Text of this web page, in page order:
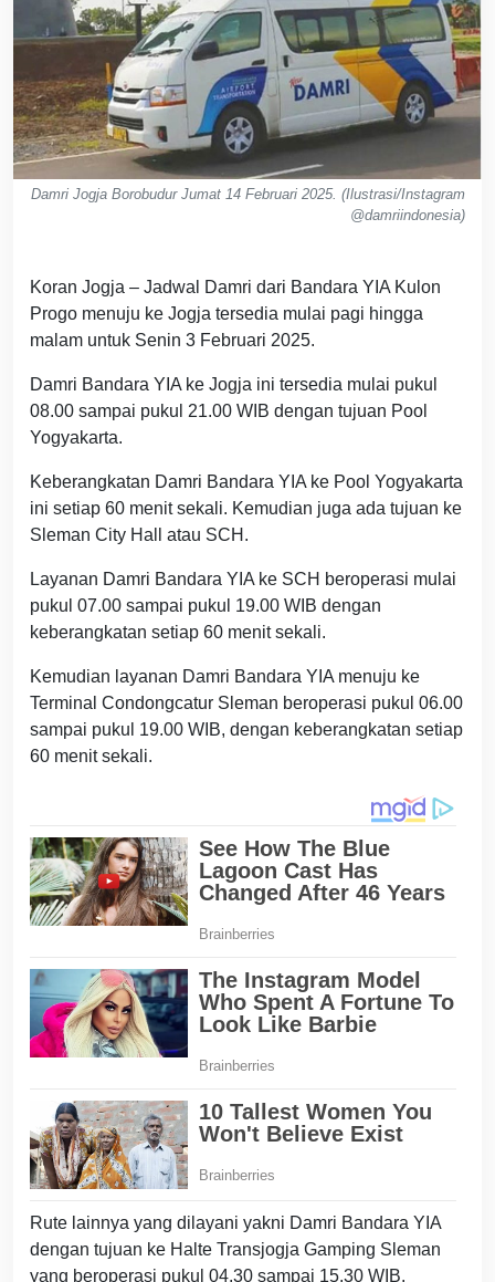
Damri Jogja Borobudur Jumat 14 Februari 2025. (Ilustrasi/Instagram
@damriindonesia)
Koran Jogja – Jadwal Damri dari Bandara YIA Kulon
Progo menuju ke Jogja tersedia mulai pagi hingga
malam untuk Senin 3 Februari 2025.
Damri Bandara YIA ke Jogja ini tersedia mulai pukul
08.00 sampai pukul 21.00 WIB dengan tujuan Pool
Yogyakarta.
Keberangkatan Damri Bandara YIA ke Pool Yogyakarta
ini setiap 60 menit sekali. Kemudian juga ada tujuan ke
Sleman City Hall atau SCH.
Layanan Damri Bandara YIA ke SCH beroperasi mulai
pukul 07.00 sampai pukul 19.00 WIB dengan
keberangkatan setiap 60 menit sekali.
Kemudian layanan Damri Bandara YIA menuju ke
Terminal Condongcatur Sleman beroperasi pukul 06.00
sampai pukul 19.00 WIB, dengan keberangkatan setiap
60 menit sekali.
Rute lainnya yang dilayani yakni Damri Bandara YIA
dengan tujuan ke Halte Transjogja Gamping Sleman
yang beroperasi pukul 04.30 sampai 15.30 WIB.